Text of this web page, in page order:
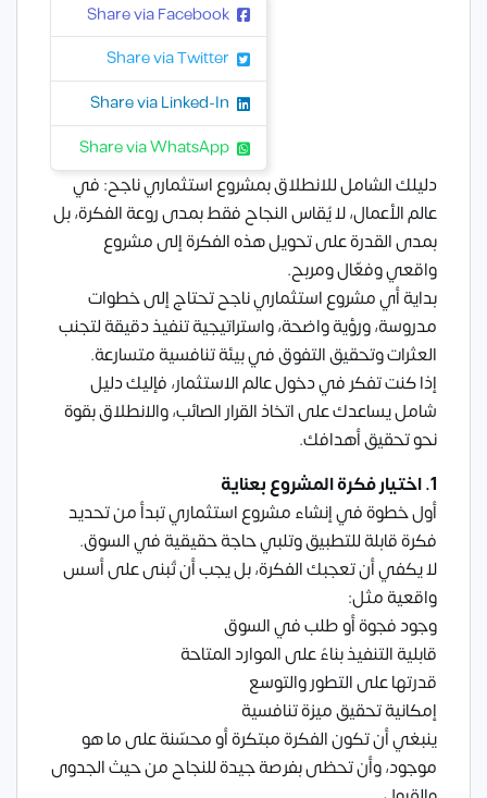
Share via Facebook
Share via Twitter
Share via Linked-In
Share via WhatsApp
دليلك الشامل للانطلاق بمشروع استثماري ناجح: في
عالم الأعمال، لا يُقاسالنجاحفقط بمدى روعة الفكرة، بل
بمدى القدرة على تحويل هذه الفكرة إلى مشروع
واقعي وفعّال ومربح.
بداية أي مشروع استثماري ناجح تحتاج إلى خطوات
مدروسة، ورؤية واضحة، واستراتيجية تنفيذ دقيقة لتجنب
العثرات وتحقيق التفوق في بيئة تنافسية متسارعة.
إذا كنت تفكر في دخول عالم الاستثمار، فإليك دليل
شامل يساعدك على اتخاذ القرار الصائب، والانطلاق بقوة
نحو تحقيق أهدافك.
1. اختيار فكرة المشروع بعناية
أول خطوة في إنشاء مشروع استثماري تبدأ من تحديد
فكرة قابلة للتطبيق وتلبي حاجة حقيقية في السوق.
لا يكفي أن تعجبك الفكرة، بل يجب أن تُبنى على أسس
واقعية مثل:
وجود فجوة أو طلب في السوق
قابلية التنفيذ بناءً على الموارد المتاحة
قدرتها على التطور والتوسع
إمكانية تحقيق ميزة تنافسية
ينبغي أن تكون الفكرة مبتكرة أو محسّنة على ما هو
موجود، وأن تحظى بفرصة جيدة للنجاح من حيث الجدوى